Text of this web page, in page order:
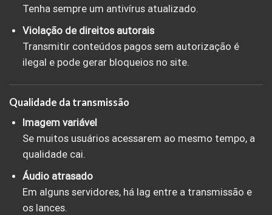
Tenha sempre um antivírus atualizado.
Violação de direitos autorais
Transmitir conteúdos pagos sem autorização é
ilegal e pode gerar bloqueios no site.
Qualidade da transmissão
Imagem variável
Se muitos usuários acessarem ao mesmo tempo, a
qualidade cai.
Áudio atrasado
Em alguns servidores, há lag entre a transmissão e
os lances.